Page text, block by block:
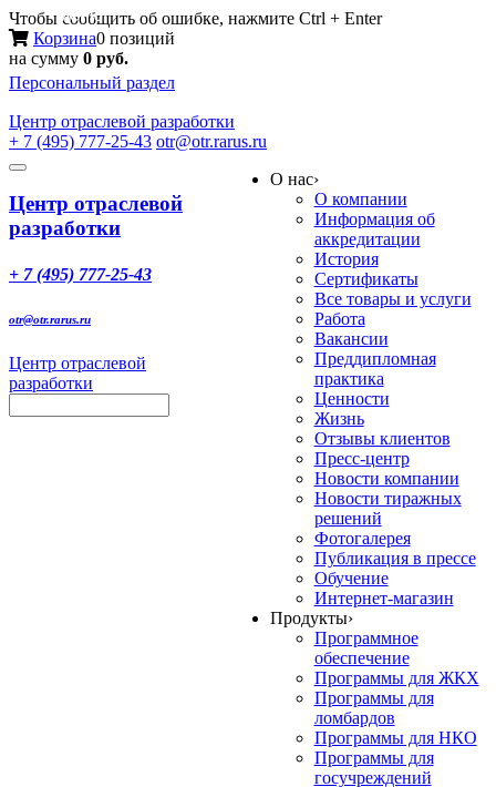
Чтобы сообщить об ошибке, нажмите Ctrl + Enter
Корзина0 позиций
на сумму 0 руб.
Персональный раздел
Центр отраслевой разработки
+ 7 (495) 777-25-43 otr@otr.rarus.ru
Toggle
Меню
Центр отраслевой
разработки
+ 7 (495) 777-25-43
otr@otr.rarus.ru
Центр отраслевой
разработки
О нас›
О компании
Информация об
аккредитации
История
Сертификаты
Все товары и услуги
Работа
Вакансии
Преддипломная
практика
Ценности
Жизнь
Отзывы клиентов
Пресс-центр
Новости компании
Новости тиражных
решений
Фотогалерея
Публикация в прессе
Обучение
Интернет-магазин
Продукты›
Программное
обеспечение
Программы для ЖКХ
Программы для
ломбардов
Программы для НКО
Программы для
госучреждений